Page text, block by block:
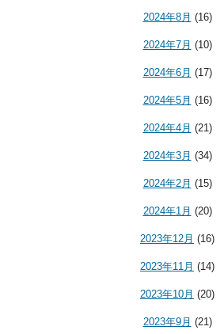
2024年8月 (16)
2024年7月 (10)
2024年6月 (17)
2024年5月 (16)
2024年4月 (21)
2024年3月 (34)
2024年2月 (15)
2024年1月 (20)
2023年12月 (16)
2023年11月 (14)
2023年10月 (20)
2023年9月 (21)